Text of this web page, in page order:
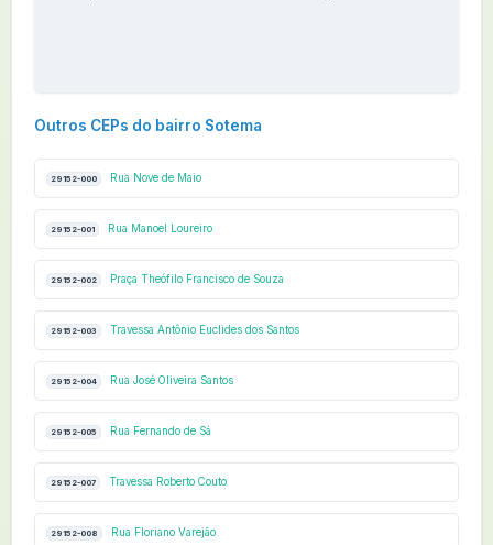
Outros CEPs do bairro Sotema
29152-000 Rua Nove de Maio
29152-001 Rua Manoel Loureiro
29152-002 Praça Theófilo Francisco de Souza
29152-003 Travessa Antônio Euclides dos Santos
29152-004 Rua José Oliveira Santos
29152-005 Rua Fernando de Sá
29152-007 Travessa Roberto Couto
29152-008 Rua Floriano Varejão